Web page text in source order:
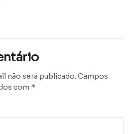
não será publicado. Campos
com *